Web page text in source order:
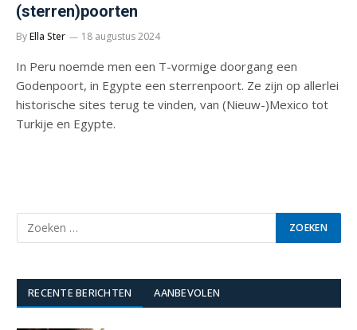
(sterren)poorten
ByElla Ster 18 augustus 2024
In Peru noemde men een T-vormige doorgang een
Godenpoort, in Egypte een sterrenpoort. Ze zijn op allerlei
historische sites terug te vinden, van (Nieuw-)Mexico tot
Turkije en Egypte.
RECENTE BERICHTEN AANBEVOLEN